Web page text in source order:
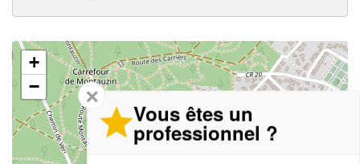
+
−
✕
Vous êtes un
professionnel ?